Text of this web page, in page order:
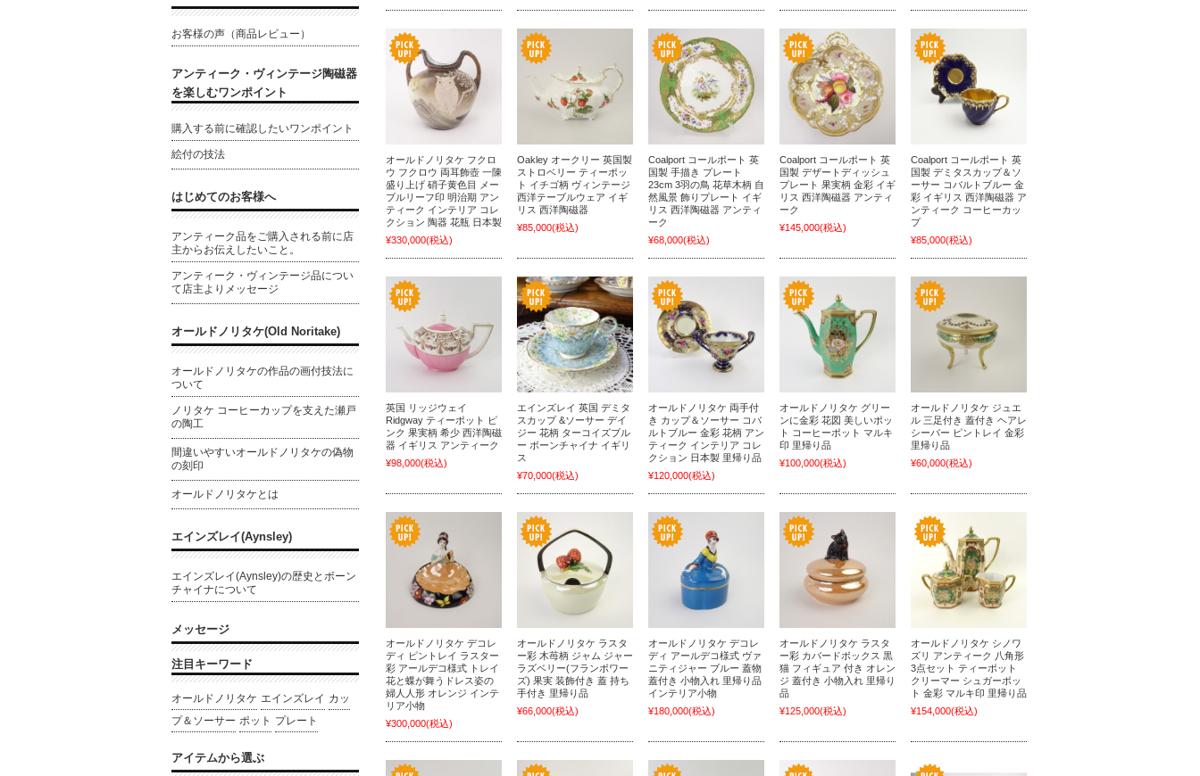
オールドノリタケ フクロ
ウ フクロウ 両耳飾壺 一陳
盛り上げ 硝子黄色目 メー
プルリーフ印 明治期 アン
ティーク インテリア コレ
クション 陶器 花瓶 日本製
¥330,000(税込)
Oakley オークリー 英国製
ストロベリー ティーポッ
ト イチゴ柄 ヴィンテージ
西洋テーブルウェア イギ
リス 西洋陶磁器
¥85,000(税込)
Coalport コールポート 英
国製 手描き プレート
23cm 3羽の鳥 花草木柄 自
然風景 飾りプレート イギ
リス 西洋陶磁器 アンティ
ーク
¥68,000(税込)
Coalport コールポート 英
国製 デザートディッシュ
プレート 果実柄 金彩 イギ
リス 西洋陶磁器 アンティ
ーク
¥145,000(税込)
Coalport コールポート 英
国製 デミタスカップ＆ソ
ーサー コバルトブルー 金
彩 イギリス 西洋陶磁器 ア
ンティーク コーヒーカッ
プ
¥85,000(税込)
英国 リッジウェイ
Ridgway ティーポット ピ
ンク 果実柄 希少 西洋陶磁
器 イギリス アンティーク
¥98,000(税込)
エインズレイ 英国 デミタ
スカップ &ソーサー デイ
ジー 花柄 ターコイズブル
ー ボーンチャイナ イギリ
ス
¥70,000(税込)
オールドノリタケ 両手付
き カップ＆ソーサー コバ
ルトブルー 金彩 花柄 アン
ティーク インテリア コレ
クション 日本製 里帰り品
¥120,000(税込)
オールドノリタケ グリー
ンに金彩 花図 美しいポッ
ト コーヒーポット マルキ
印 里帰り品
¥100,000(税込)
オールドノリタケ ジュエ
ル 三足付き 蓋付き ヘアレ
シーバー ピントレイ 金彩
里帰り品
¥60,000(税込)
オールドノリタケ デコレ
ディ ピントレイ ラスター
彩 アールデコ様式 トレイ
花と蝶が舞うドレス姿の
婦人人形 オレンジ インテ
リア小物
¥300,000(税込)
オールドノリタケ ラスタ
ー彩 木苺柄 ジャム ジャー
ラズベリー(フランボワー
ズ) 果実 装飾付き 蓋 持ち
手付き 里帰り品
¥66,000(税込)
オールドノリタケ デコレ
ディ アールデコ様式 ヴァ
ニティジャー ブルー 蓋物
蓋付き 小物入れ 里帰り品
インテリア小物
¥180,000(税込)
オールドノリタケ ラスタ
ー彩 カバードボックス 黒
猫 フィギュア 付き オレン
ジ 蓋付き 小物入れ 里帰り
品
¥125,000(税込)
オールドノリタケ シノワ
ズリ アンティーク 八角形
3点セット ティーポット
クリーマー シュガーポッ
ト 金彩 マルキ印 里帰り品
¥154,000(税込)
お客様の声（商品レビュー）
アンティーク・ヴィンテージ陶磁器
を楽しむワンポイント
購入する前に確認したいワンポイント
絵付の技法
はじめてのお客様へ
アンティーク品をご購入される前に店
主からお伝えしたいこと。
アンティーク・ヴィンテージ品につい
て店主よりメッセージ
オールドノリタケ(Old Noritake)
オールドノリタケの作品の画付技法に
ついて
ノリタケ コーヒーカップを支えた瀬戸
の陶工
間違いやすいオールドノリタケの偽物
の刻印
オールドノリタケとは
エインズレイ(Aynsley)
エインズレイ(Aynsley)の歴史とボーン
チャイナについて
メッセージ
注目キーワード
オールドノリタケ エインズレイ カッ
プ＆ソーサー ポット プレート
アイテムから選ぶ